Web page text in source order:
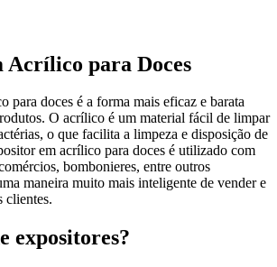
Acrílico para Doces
para doces é a forma mais eficaz e barata
O acrílico é um material fácil de limpar
o que facilita a limpeza e disposição de
em acrílico para doces é utilizado com
bombonieres, entre outros
maneira muito mais inteligente de vender e
clientes.
expositores?